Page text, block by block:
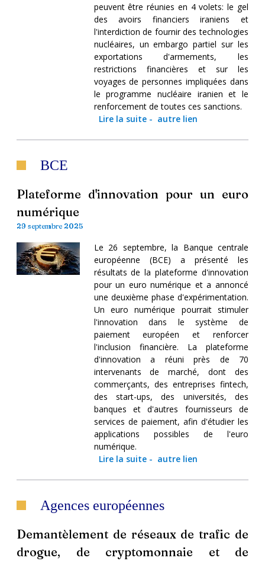
peuvent être réunies en 4 volets: le gel
des avoirs financiers iraniens et
l'interdiction de fournir des technologies
nucléaires, un embargo partiel sur les
exportations d'armements, les
restrictions financières et sur les
voyages de personnes impliquées dans
le programme nucléaire iranien et le
renforcement de toutes ces sanctions.
Lire la suite- autre lien
BCE
Plateforme d'innovation pour un euro
numérique
29 septembre 2025
Le 26 septembre, la Banque centrale
européenne (BCE) a présenté les
résultats de la plateforme d'innovation
pour un euro numérique et a annoncé
une deuxième phase d'expérimentation.
Un euro numérique pourrait stimuler
l'innovation dans le système de
paiement européen et renforcer
l'inclusion financière. La plateforme
d'innovation a réuni près de 70
intervenants de marché, dont des
commerçants, des entreprises fintech,
des start-ups, des universités, des
banques et d'autres fournisseurs de
services de paiement, afin d'étudier les
applications possibles de l'euro
numérique.
Lire la suite- autre lien
Agences européennes
Demantèlement de réseaux de trafic de
drogue, de cryptomonnaie et de